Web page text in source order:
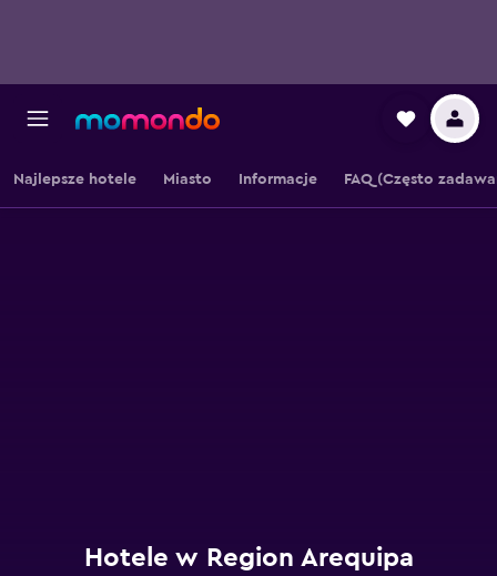
Najlepsze hotele Miasto Informacje FAQ (Często
Hotele w Region Arequipa